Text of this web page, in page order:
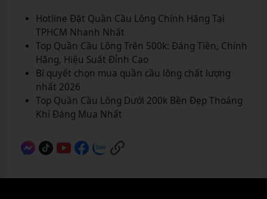
Hotline Đặt Quần Cầu Lông Chính Hãng Tại
TPHCM Nhanh Nhất
Top Quần Cầu Lông Trên 500k: Đáng Tiền, Chính
Hãng, Hiệu Suất Đỉnh Cao
Bí quyết chọn mua quần cầu lông chất lượng
nhất 2026
Top Quần Cầu Lông Dưới 200k Bền Đẹp Thoáng
Khí Đáng Mua Nhất